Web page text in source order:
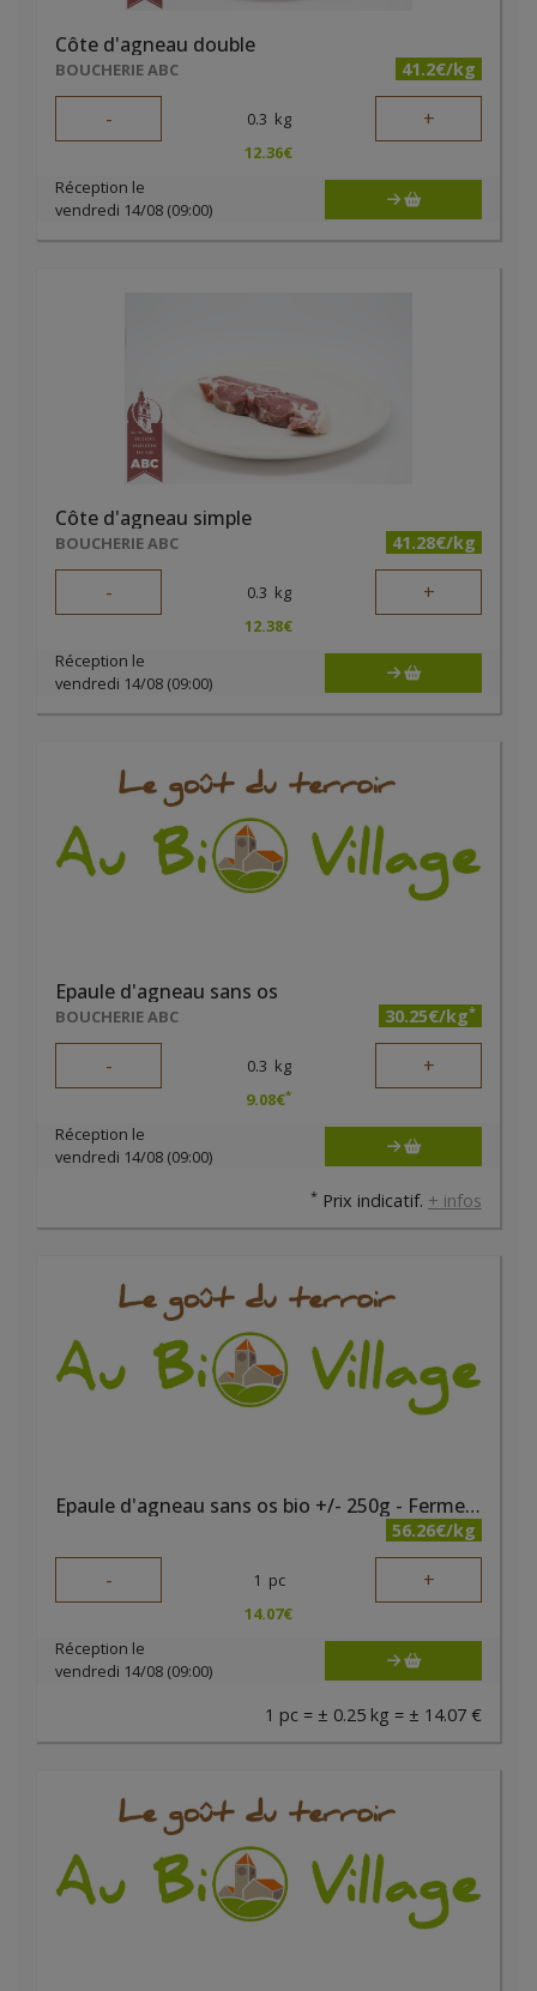
Côte d'agneau double
BOUCHERIE ABC 41.2€/kg
- 0.3 kg +
12.36€
Réception le
vendredi 14/08 (09:00)
Côte d'agneau simple
BOUCHERIE ABC 41.28€/kg
- 0.3 kg +
12.38€
Réception le
vendredi 14/08 (09:00)
Epaule d'agneau sans os
BOUCHERIE ABC 30.25€/kg*
- 0.3 kg +
9.08€*
Réception le
vendredi 14/08 (09:00)
* Prix indicatif. + infos
Epaule d'agneau sans os bio +/- 250g - Ferme des noyers
56.26€/kg
- 1 pc +
14.07€
Réception le
vendredi 14/08 (09:00)
1 pc = ± 0.25 kg = ± 14.07 €